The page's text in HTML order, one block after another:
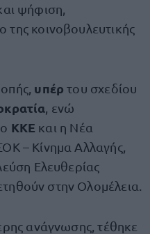
ψήφιση,
κοινοβουλευτικής
υπέρτου σχεδίου
, ενώ
ΚΚΕ και η Νέα
– Κίνημα Αλλαγής,
Ελευθερίας
στην Ολομέλεια.
ανάγνωσης, τέθηκε